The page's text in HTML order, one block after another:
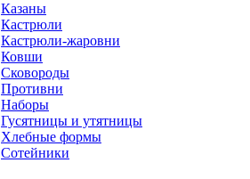
Казаны
Кастрюли
Кастрюли-жаровни
Ковши
Сковороды
Противни
Наборы
Гусятницы и утятницы
Хлебные формы
Сотейники